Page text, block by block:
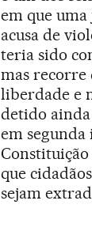
em que uma
acusa de
teria sido
mas recorre
liberdade e
detido
em segunda
que
sejam